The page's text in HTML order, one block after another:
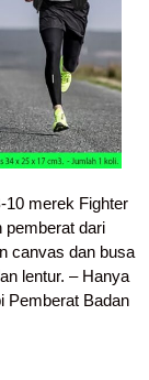
10 merek Fighter
pemberat dari
canvas dan busa
lentur. – Hanya
Pemberat Badan